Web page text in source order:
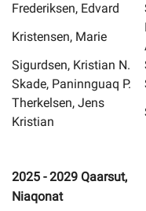
Om kommunen
Frederiksen, Edvard
Kristensen, Marie
Sigurdsen, Kristian N.
Skade, Paninnguaq P.
Therkelsen, Jens
Kristian
2025 - 2029 Qaarsut,
Niaqonat